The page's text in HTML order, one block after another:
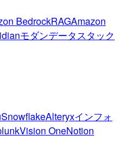
BedrockRAGAmazon
モダンデータスタック
SnowflakeAlteryxインフォ
Vision OneNotion